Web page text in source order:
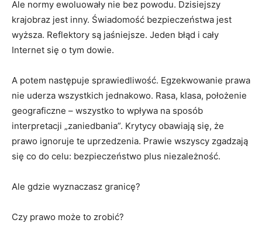
Ale normy ewoluowały nie bez powodu. Dzisiejszy
krajobraz jest inny. Świadomość bezpieczeństwa jest
wyższa. Reflektory są jaśniejsze. Jeden błąd i cały
Internet się o tym dowie.
A potem następuje sprawiedliwość. Egzekwowanie prawa
nie uderza wszystkich jednakowo. Rasa, klasa, położenie
geograficzne – wszystko to wpływa na sposób
interpretacji „zaniedbania”. Krytycy obawiają się, że
prawo ignoruje te uprzedzenia. Prawie wszyscy zgadzają
się co do celu: bezpieczeństwo plus niezależność.
Ale gdzie wyznaczasz granicę?
Czy prawo może to zrobić?